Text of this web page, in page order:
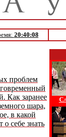
20:40:08
проблем
Как заранее
шара,
в какой
о себе знать